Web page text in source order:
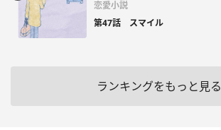
恋愛小説
第47話 スマイル
ランキングをもっと見る